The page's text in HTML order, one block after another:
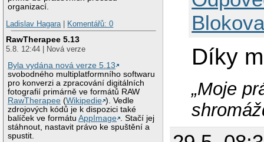
organizací.
Ladislav Hagara| Komentářů: 0
RawTherapee 5.13
5.8. 12:44 | Nová verze
Byla vydána nová verze 5.13
svobodného multiplatformního softwaru
pro konverzi a zpracování digitálních
fotografií primárně ve formátů RAW
RawTherapee (Wikipedie ). Vedle
zdrojových kódů je k dispozici také
balíček ve formátuAppImage . Stačí jej
stáhnout, nastavit právo ke spuštění a
spustit.
Díky
„Moje